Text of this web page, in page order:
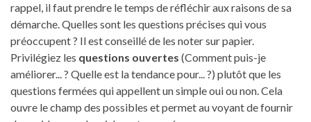
rappel, il faut prendre le temps de réfléchir aux raisons de sa
démarche. Quelles sont les questions précises qui vous
préoccupent ? Il est conseillé de les noter sur papier.
Privilégiez les questions ouvertes (Comment puis-je
améliorer... ? Quelle est la tendance pour... ?) plutôt que les
questions fermées qui appellent un simple oui ou non. Cela
ouvre le champ des possibles et permet au voyant de fournir